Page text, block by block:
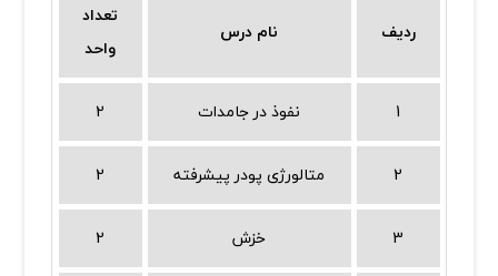
تعداد
واحد
نام درس ردیف
2 نفوذ در جامدات 1
2 متالورژی پودر پیشرفته 2
2 خزش 3